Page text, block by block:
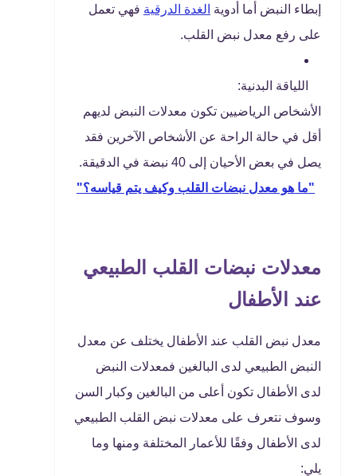
إبطاء النبض أما أدوية الغدة الدرقية فهي تعمل
على رفع معدل نبض القلب.
اللياقة البدنية:
الأشخاص الرياضيين تكون معدلات النبض لديهم
أقل في حالة الراحة عن الأشخاص الآخرين فقد
يصل في بعض الأحيان إلى 40 نبضة في الدقيقة.
"ما هو معدل نبضات القلب وكيف يتم قياسه؟"
معدلات نبضات القلب الطبيعي
عند الأطفال
معدل نبض القلب عند الأطفال يختلف عن معدل
النبض الطبيعي لدى البالغين فمعدلات النبض
لدى الأطفال تكون أعلى من البالغين وكبار السن
وسوف نتعرف على معدلات نبض القلب الطبيعي
لدى الأطفال وفقًا للأعمار المختلفة ومنها وما
يلي: